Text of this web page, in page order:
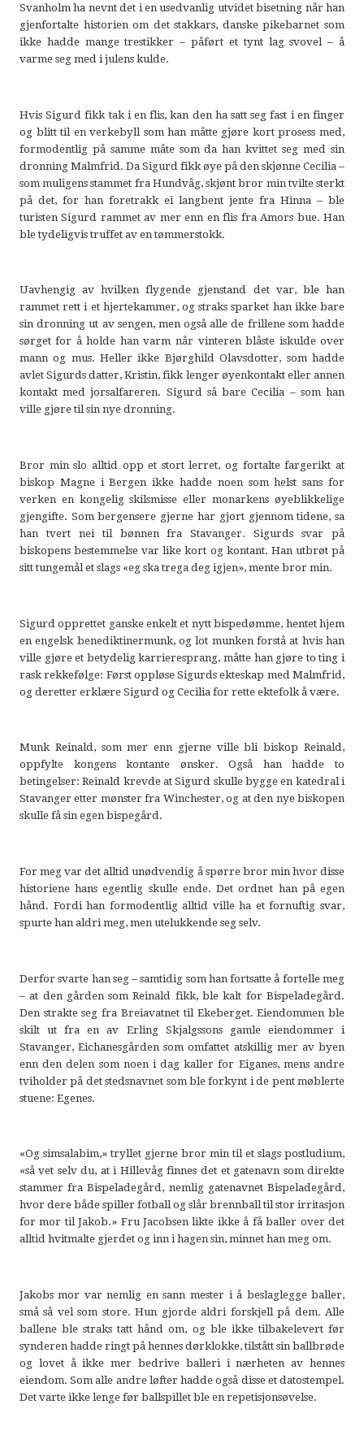
Svanholm ha nevnt det i en usedvanlig utvidet bisetning når han
gjenfortalte historien om det stakkars, danske pikebarnet som
ikke hadde mange trestikker – påført et tynt lag svovel – å
varme seg med i julens kulde.
Hvis Sigurd fikk tak i en flis, kan den ha satt seg fast i en finger
og blitt til en verkebyll som han måtte gjøre kort prosess med,
formodentlig på samme måte som da han kvittet seg med sin
dronning Malmfrid. Da Sigurd fikk øye på den skjønne Cecilia –
som muligens stammet fra Hundvåg, skjønt bror min tvilte sterkt
på det, for han foretrakk ei langbent jente fra Hinna – ble
turisten Sigurd rammet av mer enn en flis fra Amors bue. Han
ble tydeligvis truffet av en tømmerstokk.
Uavhengig av hvilken flygende gjenstand det var, ble han
rammet rett i et hjertekammer, og straks sparket han ikke bare
sin dronning ut av sengen, men også alle de frillene som hadde
sørget for å holde han varm når vinteren blåste iskulde over
mann og mus. Heller ikke Bjørghild Olavsdotter, som hadde
avlet Sigurds datter, Kristin, fikk lenger øyenkontakt eller annen
kontakt med jorsalfareren. Sigurd så bare Cecilia – som han
ville gjøre til sin nye dronning.
Bror min slo alltid opp et stort lerret, og fortalte fargerikt at
biskop Magne i Bergen ikke hadde noen som helst sans for
verken en kongelig skilsmisse eller monarkens øyeblikkelige
gjengifte. Som bergensere gjerne har gjort gjennom tidene, sa
han tvert nei til bønnen fra Stavanger. Sigurds svar på
biskopens bestemmelse var like kort og kontant. Han utbrøt på
sitt tungemål et slags «eg ska trega deg igjen», mente bror min.
Sigurd opprettet ganske enkelt et nytt bispedømme, hentet hjem
en engelsk benediktinermunk, og lot munken forstå at hvis han
ville gjøre et betydelig karrieresprang, måtte han gjøre to ting i
rask rekkefølge: Først oppløse Sigurds ekteskap med Malmfrid,
og deretter erklære Sigurd og Cecilia for rette ektefolk å være.
Munk Reinald, som mer enn gjerne ville bli biskop Reinald,
oppfylte kongens kontante ønsker. Også han hadde to
betingelser: Reinald krevde at Sigurd skulle bygge en katedral i
Stavanger etter mønster fra Winchester, og at den nye biskopen
skulle få sin egen bispegård.
For meg var det alltid unødvendig å spørre bror min hvor disse
historiene hans egentlig skulle ende. Det ordnet han på egen
hånd. Fordi han formodentlig alltid ville ha et fornuftig svar,
spurte han aldri meg, men utelukkende seg selv.
Derfor svarte han seg – samtidig som han fortsatte å fortelle meg
– at den gården som Reinald fikk, ble kalt for Bispeladegård.
Den strakte seg fra Breiavatnet til Ekeberget. Eiendommen ble
skilt ut fra en av Erling Skjalgssons gamle eiendommer i
Stavanger, Eichanesgården som omfattet atskillig mer av byen
enn den delen som noen i dag kaller for Eiganes, mens andre
tviholder på det stedsnavnet som ble forkynt i de pent møblerte
stuene: Egenes.
«Og simsalabim,» tryllet gjerne bror min til et slags postludium,
«så vet selv du, at i Hillevåg finnes det et gatenavn som direkte
stammer fra Bispeladegård, nemlig gatenavnet Bispeladegård,
hvor dere både spiller fotball og slår brennball til stor irritasjon
for mor til Jakob.» Fru Jacobsen likte ikke å få baller over det
alltid hvitmalte gjerdet og inn i hagen sin, minnet han meg om.
Jakobs mor var nemlig en sann mester i å beslaglegge baller,
små så vel som store. Hun gjorde aldri forskjell på dem. Alle
ballene ble straks tatt hånd om, og ble ikke tilbakelevert før
synderen hadde ringt på hennes dørklokke, tilstått sin ballbrøde
og lovet å ikke mer bedrive balleri i nærheten av hennes
eiendom. Som alle andre løfter hadde også disse et datostempel.
Det varte ikke lenge før ballspillet ble en repetisjonsøvelse.